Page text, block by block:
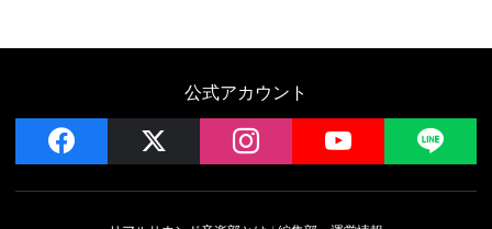
公式アカウント
facebook instagram YouTube